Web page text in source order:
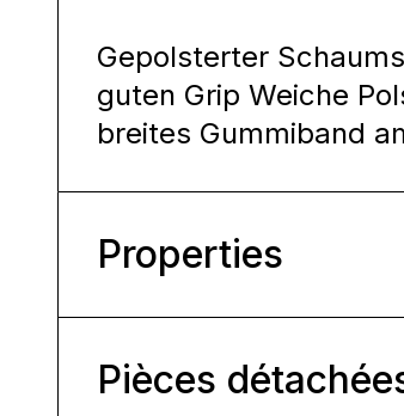
Gepolsterter
guten Grip Weiche
breites Gummiband
Properties
Pièces